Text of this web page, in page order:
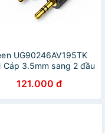
UG90246AV195TK
Cáp 3.5mm sang 2 đầu
CHÍNH HÃNG
121.000 đ